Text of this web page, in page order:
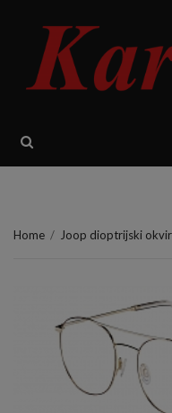
Home / Joop dioptrijski